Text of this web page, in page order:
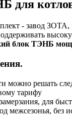
для
- завод
блок ТЭНБ
решать
тарифу
для
без